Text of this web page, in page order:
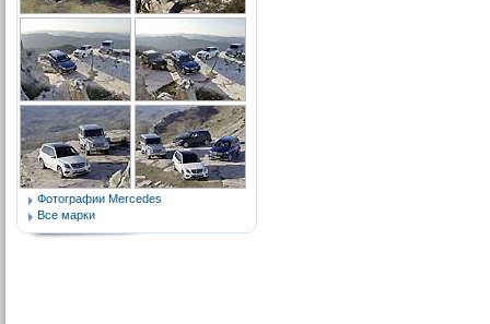
Фотографии Mercedes
Все марки